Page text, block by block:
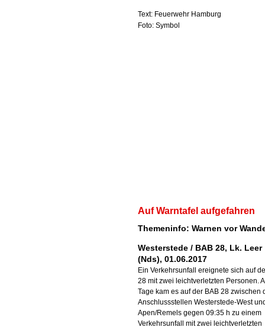
Text: Feuerwehr Hamburg
Foto: Symbol
Auf Warntafel aufgefahren
Themeninfo: Warnen vor
Westerstede / BAB 28, Lk. Leer
(Nds), 01.06.2017
Ein Verkehrsunfall ereignete sich auf
28 mit zwei leichtverletzten Personen.
Tage kam es auf der BAB 28 zwischen
Anschlussstellen Westerstede-West
Apen/Remels gegen 09:35 h zu einem
Verkehrsunfall mit zwei leichtverletzten